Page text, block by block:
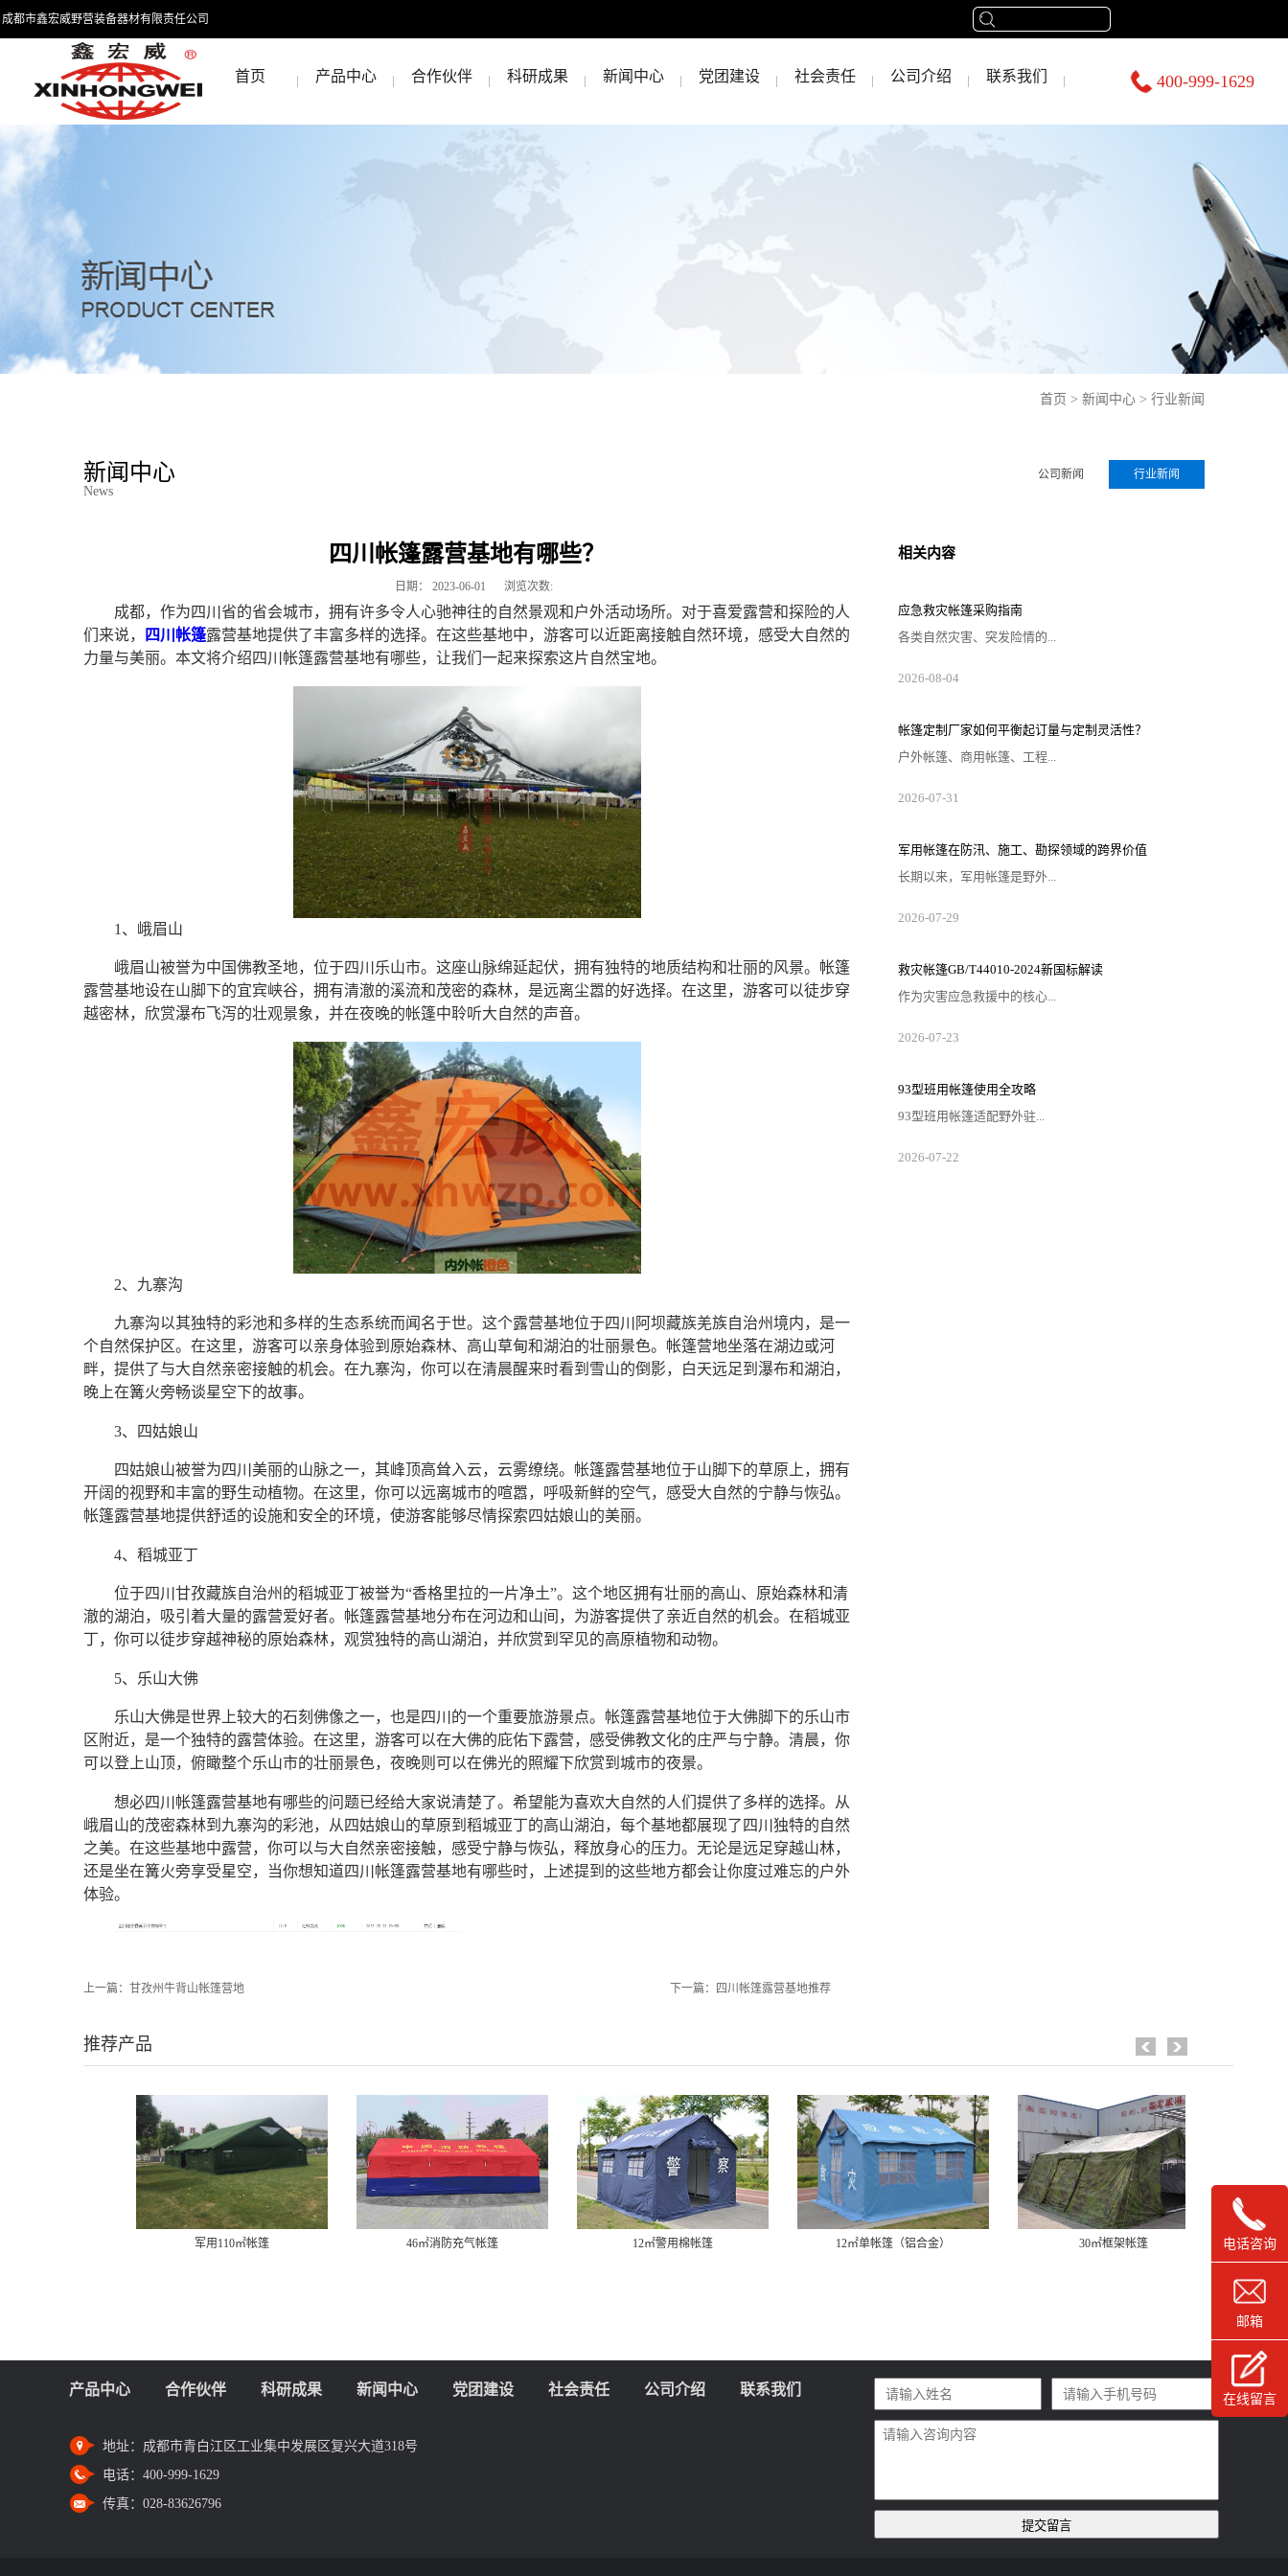
成都市鑫宏威野营装备器材有限责任公司
首页 产品中心 合作伙伴 科研成果 新闻中心 党团建设 社会责任 公司介绍 联系我们 400-999-1629
首页 > 新闻中心 > 行业新闻
新闻中心
News
公司新闻 行业新闻
四川帐篷露营基地有哪些？
日期： 2023-06-01 浏览次数:
成都，作为四川省的省会城市，拥有许多令人心驰神往的自然景观和户外活动场所。对于喜爱露营和探险的人
们来说，
四川帐篷露营基地提供了丰富多样的选择。在这些基地中，游客可以近距离接触自然环境，感受大自然的
力量与美丽。本文将介绍四川帐篷露营基地有哪些，让我们一起来探索这片自然宝地。
1、峨眉山
峨眉山被誉为中国佛教圣地，位于四川乐山市。这座山脉绵延起伏，拥有独特的地质结构和壮丽的风景。帐篷
露营基地设在山脚下的宜宾峡谷，拥有清澈的溪流和茂密的森林，是远离尘嚣的好选择。在这里，游客可以徒步穿
越密林，欣赏瀑布飞泻的壮观景象，并在夜晚的帐篷中聆听大自然的声音。
2、九寨沟
九寨沟以其独特的彩池和多样的生态系统而闻名于世。这个露营基地位于四川阿坝藏族羌族自治州境内，是一
个自然保护区。在这里，游客可以亲身体验到原始森林、高山草甸和湖泊的壮丽景色。帐篷营地坐落在湖边或河
畔，提供了与大自然亲密接触的机会。在九寨沟，你可以在清晨醒来时看到雪山的倒影，白天远足到瀑布和湖泊，
晚上在篝火旁畅谈星空下的故事。
3、四姑娘山
四姑娘山被誉为四川美丽的山脉之一，其峰顶高耸入云，云雾缭绕。帐篷露营基地位于山脚下的草原上，拥有
开阔的视野和丰富的野生动植物。在这里，你可以远离城市的喧嚣，呼吸新鲜的空气，感受大自然的宁静与恢弘。
帐篷露营基地提供舒适的设施和安全的环境，使游客能够尽情探索四姑娘山的美丽。
4、稻城亚丁
位于四川甘孜藏族自治州的稻城亚丁被誉为“香格里拉的一片净土”。这个地区拥有壮丽的高山、原始森林和清
澈的湖泊，吸引着大量的露营爱好者。帐篷露营基地分布在河边和山间，为游客提供了亲近自然的机会。在稻城亚
丁，你可以徒步穿越神秘的原始森林，观赏独特的高山湖泊，并欣赏到罕见的高原植物和动物。
5、乐山大佛
乐山大佛是世界上较大的石刻佛像之一，也是四川的一个重要旅游景点。帐篷露营基地位于大佛脚下的乐山市
区附近，是一个独特的露营体验。在这里，游客可以在大佛的庇佑下露营，感受佛教文化的庄严与宁静。清晨，你
可以登上山顶，俯瞰整个乐山市的壮丽景色，夜晚则可以在佛光的照耀下欣赏到城市的夜景。
想必四川帐篷露营基地有哪些的问题已经给大家说清楚了。希望能为喜欢大自然的人们提供了多样的选择。从
峨眉山的茂密森林到九寨沟的彩池，从四姑娘山的草原到稻城亚丁的高山湖泊，每个基地都展现了四川独特的自然
之美。在这些基地中露营，你可以与大自然亲密接触，感受宁静与恢弘，释放身心的压力。无论是远足穿越山林，
还是坐在篝火旁享受星空，当你想知道四川帐篷露营基地有哪些时，上述提到的这些地方都会让你度过难忘的户外
体验。
上一篇： 甘孜州牛背山帐篷营地 下一篇： 四川帐篷露营基地推荐
相关内容
应急救灾帐篷采购指南
各类自然灾害、突发险情的...
2026-08-04
帐篷定制厂家如何平衡起订量与定制灵活性？
户外帐篷、商用帐篷、工程...
2026-07-31
军用帐篷在防汛、施工、勘探领域的跨界价值
长期以来，军用帐篷是野外...
2026-07-29
救灾帐篷GB/T44010-2024新国标解读
作为灾害应急救援中的核心...
2026-07-23
93型班用帐篷使用全攻略
93型班用帐篷适配野外驻...
2026-07-22
推荐产品
46㎡消防充气帐篷 12㎡警用棉帐篷 12㎡单帐篷（铝合金） 30㎡框架帐篷 救灾专用36㎡单帐篷
产品中心 合作伙伴 科研成果 新闻中心 党团建设 社会责任 公司介绍 联系我们
地址： 成都市青白江区工业集中发展区复兴大道318号
电话： 400-999-1629
传真： 028-83626796
电话咨询
邮箱
在线留言